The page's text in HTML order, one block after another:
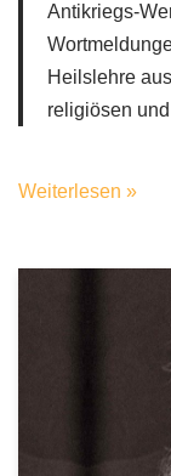
Antikriegs-
Heilslehre
religiösen
Weiterlesen »